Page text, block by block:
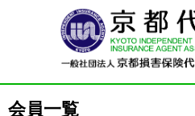
会員一覧